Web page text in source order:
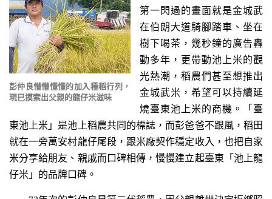
彭仲良懵懵懂懂的加入種稻行列，
現已摸索出父親的龍仔米滋味
第一閃過的畫面就是金城武
在伯朗大道騎腳踏車、坐在
樹下喝茶，幾秒鐘的廣告轟
動多年，更帶動池上米的觀
光熱潮，稻農們甚至想推出
金城武米，希望可以持續延
燒臺東池上米的商機。「臺
東池上米」是池上稻農共同的標誌，而彭爸爸不跟風，稻田
就在一旁萬安村龍仔尾段，跟米廠契作穩定收入，也把自家
米分享給朋友、親戚而口碑相傳，慢慢建立起臺東「池上龍
仔米」的品牌口碑。